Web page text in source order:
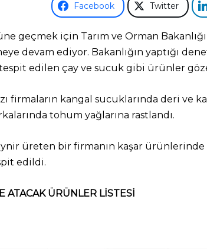
Facebook Twitter
geçmek için Tarım ve Orman
devam ediyor. Bakanlığın yaptığı
tespit edilen çay ve sucuk gibi ürünler
firmaların kangal sucuklarında deri ve
tohum yağlarına rastlandı.
üreten bir firmanın kaşar
edildi.
ATACAK ÜRÜNLER LİSTESİ